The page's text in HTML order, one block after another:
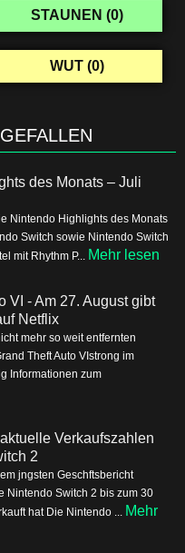
STAUNEN (0)
WUT (0)
des Monats – Juli
Nintendo Highlights des Monats
Switch sowie Nintendo Switch
mit Rhythm P... Mehr lesen
VI - Am 27. August gibt
Netflix
mehr so weit entfernten
Theft Auto VIstrong im
Informationen zum
Verkaufszahlen
2
jngsten Geschftsbericht
Nintendo Switch 2 bis zum 30
hat Die Nintendo ... Mehr